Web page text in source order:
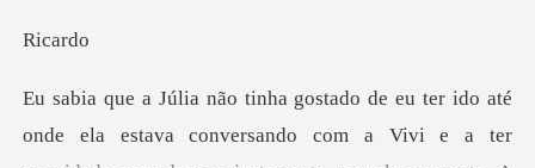
Sair
ca
estava conversando com a Vivi e a ter